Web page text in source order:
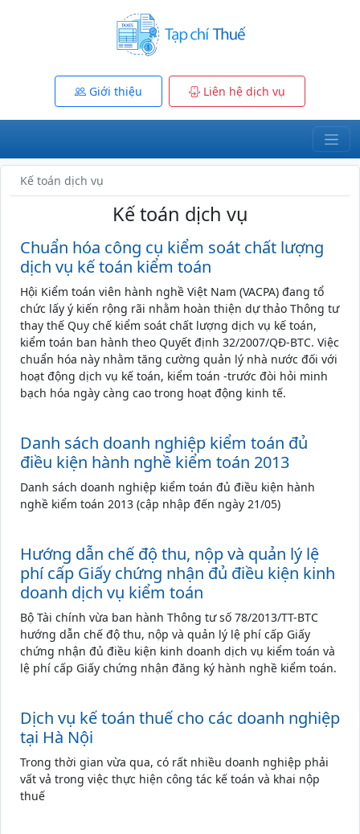
Giới thiệu Liên hệ dịch vụ
Kế toán dịch vụ
Kế toán dịch vụ
Chuẩn hóa công cụ kiểm soát chất lượng
dịch vụ kế toán kiểm toán
Hội Kiểm toán viên hành nghề Việt Nam (VACPA) đang tổ
chức lấy ý kiến rộng rãi nhằm hoàn thiện dự thảo Thông tư
thay thế Quy chế kiểm soát chất lượng dịch vụ kế toán,
kiểm toán ban hành theo Quyết định 32/2007/QĐ-BTC. Việc
chuẩn hóa này nhằm tăng cường quản lý nhà nước đối với
hoạt động dịch vụ kế toán, kiểm toán -trước đòi hỏi minh
bạch hóa ngày càng cao trong hoạt động kinh tế.
Danh sách doanh nghiệp kiểm toán đủ
điều kiện hành nghề kiểm toán 2013
Danh sách doanh nghiệp kiểm toán đủ điều kiện hành
nghề kiểm toán 2013 (cập nhập đến ngày 21/05)
Hướng dẫn chế độ thu, nộp và quản lý lệ
phí cấp Giấy chứng nhận đủ điều kiện kinh
doanh dịch vụ kiểm toán
Bộ Tài chính vừa ban hành Thông tư số 78/2013/TT-BTC
hướng dẫn chế độ thu, nộp và quản lý lệ phí cấp Giấy
chứng nhận đủ điều kiện kinh doanh dịch vụ kiểm toán và
lệ phí cấp Giấy chứng nhận đăng ký hành nghề kiểm toán.
Dịch vụ kế toán thuế cho các doanh nghiệp
tại Hà Nội
Trong thời gian vừa qua, có rất nhiều doanh nghiệp phải
vất vả trong việc thực hiện công tác kế toán và khai nộp
thuế